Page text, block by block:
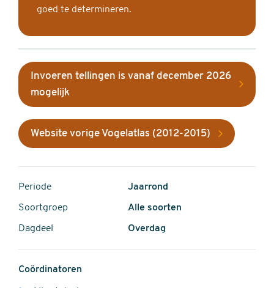
goed te determineren.
Invoeren tellingen is vanaf december 2026
mogelijk
Website vorige Vogelatlas (2012-2015)
Periode Jaarrond
Soortgroep Alle soorten
Dagdeel Overdag
Coördinatoren